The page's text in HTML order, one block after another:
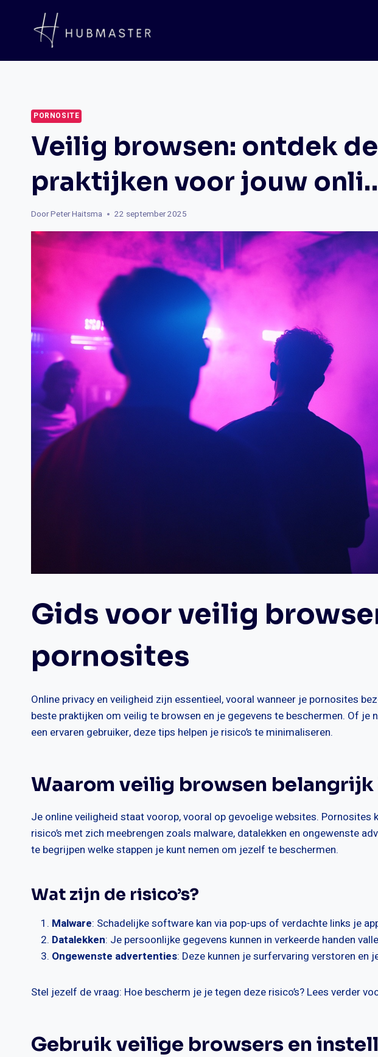
PORNOSITE
Veilig browsen: ontdek
praktijken voor jouw
DoorPeter Haitsma 22 september 2025
Gids voor veilig
pornosites
Online privacy en veiligheid zijn essentieel, vooral wanneer je pornosites
beste praktijken om veilig te browsen en je gegevens te beschermen. Of je
een ervaren gebruiker, deze tips helpen je risico’s te minimaliseren.
Waarom veilig browsen belangrijk
Je online veiligheid staat voorop, vooral op gevoelige websites. Pornosites
risico’s met zich meebrengen zoals malware, datalekken en ongewenste
te begrijpen welke stappen je kunt nemen om jezelf te beschermen.
Wat zijn de risico’s?
Malware: Schadelijke software kan via pop-ups of verdachte links je
Datalekken: Je persoonlijke gegevens kunnen in verkeerde handen
Ongewenste advertenties: Deze kunnen je surfervaring verstoren en
Stel jezelf de vraag: Hoe bescherm je je tegen deze risico’s? Lees verder
Gebruik veilige browsers en